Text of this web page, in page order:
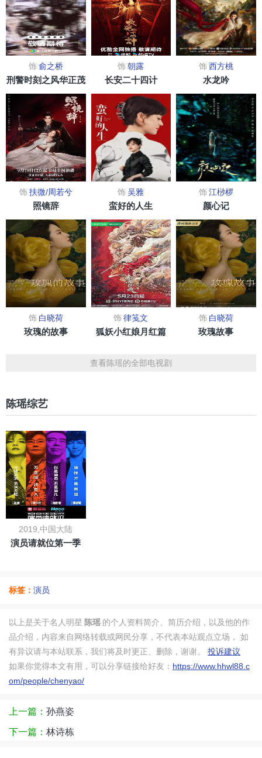
2022年10月25日，唐人影视官微发文，称陈瑶与公司合约期满，
经双方友好协商即日起正式结束合作关系，随后，陈瑶发文表
示：“感恩相遇，一路真挚相伴，愿我们都越来越好。”。11月13
日，中视同成发布“辰起瑶光，共赴星程”官宣海报，宣布陈瑶正
式加入公司。
饰 俞之桥
刑警时刻之风华正茂
饰 朝露
长安二十四计
饰 西方桃
水龙吟
饰 扶微/周若兮
照镜辞
饰 吴雅
蛮好的人生
饰 江桫椤
颜心记
饰 白晓荷
玫瑰的故事
饰 律笺文
狐妖小红娘月红篇
饰 白晓荷
玫瑰故事
查看陈瑶的全部电视剧
陈瑶综艺
2019,中国大陆
演员请就位第一季
标签： 演员
以上是关于名人明星 陈瑶 的个人资料简介、简历介绍，以及他的作
品介绍，内容来自网络转载或网民分享，不代表本站观点立场， 如
有异议请与本站联系，我们将及时更正、删除，谢谢。 投诉建议
如果你觉得本文有用，可以分享链接给好友： https://www.hhwl88.c
om/people/chenyao/
上一篇： 孙燕姿
下一篇： 林诗栋